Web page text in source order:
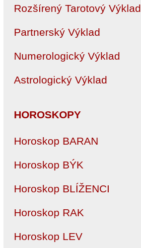
Rozšírený Tarotový Výklad
Partnerský Výklad
Numerologický Výklad
Astrologický Výklad
HOROSKOPY
Horoskop BARAN
Horoskop BÝK
Horoskop BLÍŽENCI
Horoskop RAK
Horoskop LEV